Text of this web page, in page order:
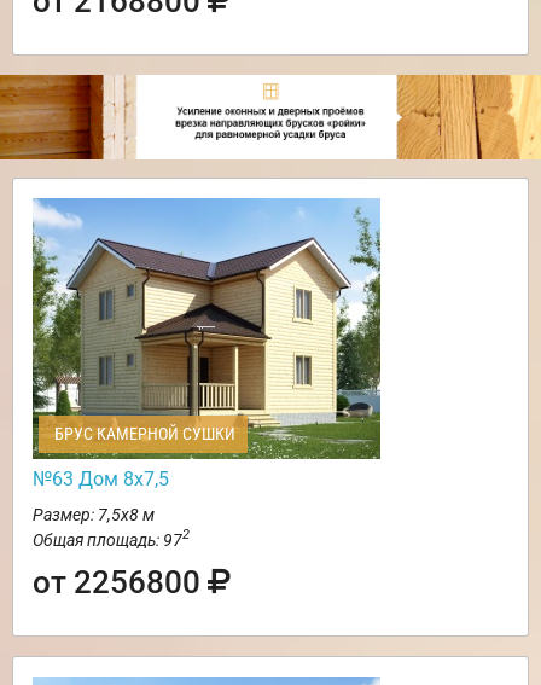
БРУС КАМЕРНОЙ СУШКИ
№63 Дом 8х7,5
Размер: 7,5х8 м
Общая площадь: 972
от 2256800